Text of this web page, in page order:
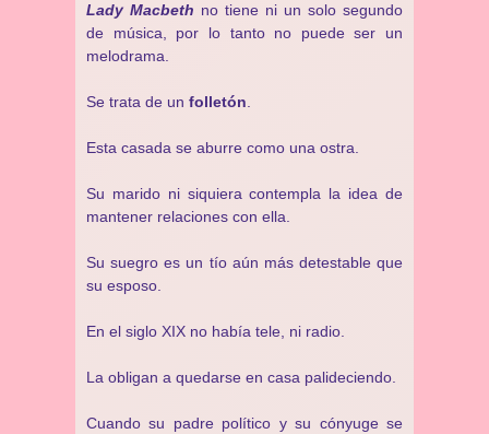
Lady Macbeth no tiene ni un solo segundo
de música, por lo tanto no puede ser un
melodrama.
Se trata de un folletón
Esta casada se aburre como una ostra.
Su marido ni siquiera contempla la idea de
mantener relaciones con ella.
Su suegro es un tío aún más detestable que
su esposo.
En el siglo XIX no había tele, ni radio.
La obligan a quedarse en casa palideciendo.
Cuando su padre político y su cónyuge se